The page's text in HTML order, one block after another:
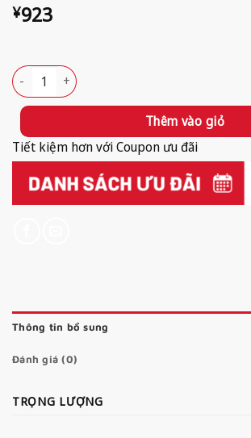
¥923
Sale Tết - Đùi gà non nguyên chiếc (kg) số
Thêm vào giỏ
Tiết kiệm hơn với Coupon ưu đãi
Thông tin bổ sung
Đánh giá (0)
TRỌNG LƯỢNG